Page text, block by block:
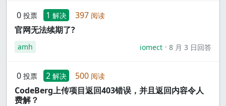
0 投票 1 解决 397 阅读
官网无法续期了?
amh iomect 8 月 3 日回答
0 投票 2 解决 500 阅读
CodeBerg上传项目返回403错误，并且返回内容令人
费解？